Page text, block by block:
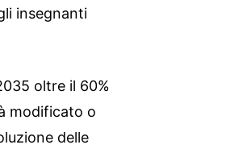
insegnanti
oltre il 60%
modificato o
delle